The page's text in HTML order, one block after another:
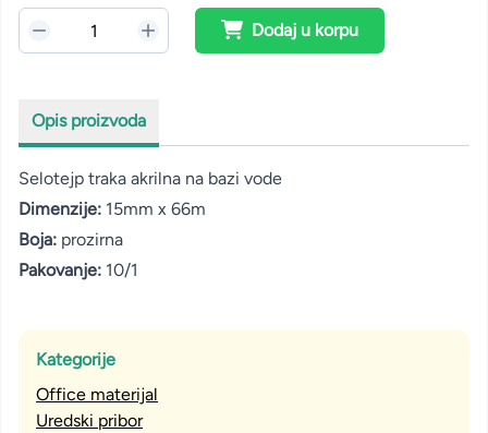
Dodaj u korpu
Opis proizvoda
Selotejp traka akrilna na bazi vode
Dimenzije: 15mm x 66m
Boja: prozirna
Pakovanje: 10/1
Kategorije
Office materijal
Uredski pribor